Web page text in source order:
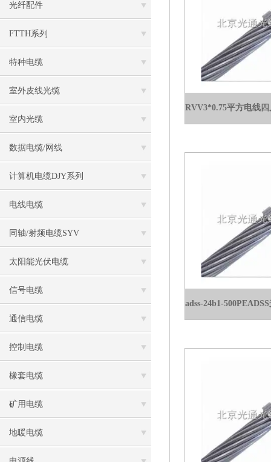
光纤配件
FTTH系列
特种电缆
室外皮线光缆
室内光缆
数据电缆/网线
计算机电缆DJY系列
电线电缆
同轴/射频电缆SYV
太阳能光伏电缆
信号电缆
通信电缆
控制电缆
橡套电缆
矿用电缆
地暖电缆